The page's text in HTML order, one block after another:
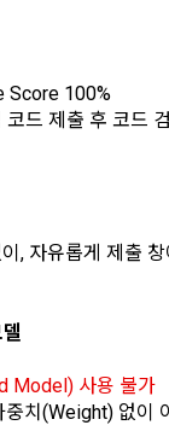
시 보내시겠습니까?
을 위한 필수 절차입니
차를 완료하여 주시기 바
“회사”에 대회의 주
인 또는 법인을 말한
원”이 인력을 채용
해커톤, AI해커톤, AI
의 식별과 회원의 서
회사"의 서비스를 이
호하기 위하여 "회
보와 관련하여 데이
용목적
“회사”)는 다음 목적
따른 본인확인, 본인
마케팅 정보를 원하
의(선택)’에서 철회
Score 100%
드 제출 후 코드
, 자유롭게 제출
Model) 사용 불가
중치(Weight) 없이